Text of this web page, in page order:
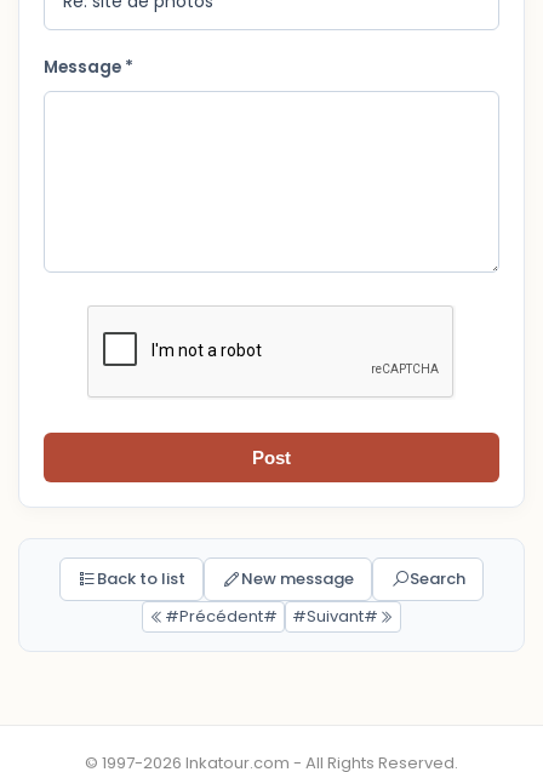
Message *
Post
Back to list New message
Search
#Précédent#
#Suivant#
© 1997-2026 Inkatour.com - All Rights Reserved.